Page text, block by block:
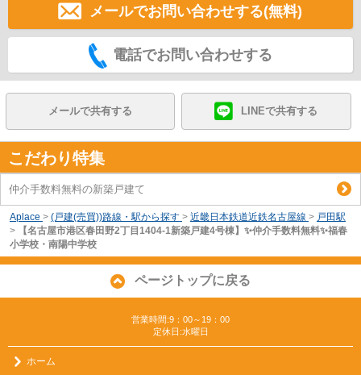
メールでお問い合わせする(無料)
電話でお問い合わせする
メールで共有する LINEで共有する
こだわり特集
仲介手数料無料の新築戸建て
Aplace > (戸建(売買))路線・駅から探す > 近畿日本鉄道近鉄名古屋線 > 戸田駅
>
【名古屋市港区春田野2丁目1404-1新築戸建4号棟】✨️仲介手数料無料✨️福春
小学校・南陽中学校
ページトップに戻る
営業時間:9：00～19：00
定休日:水曜日
ホーム